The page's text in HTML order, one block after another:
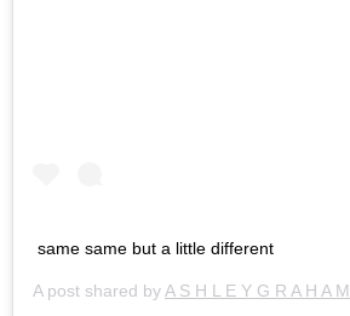
same same but a little different
A post shared byA S H L E Y G R A H A M